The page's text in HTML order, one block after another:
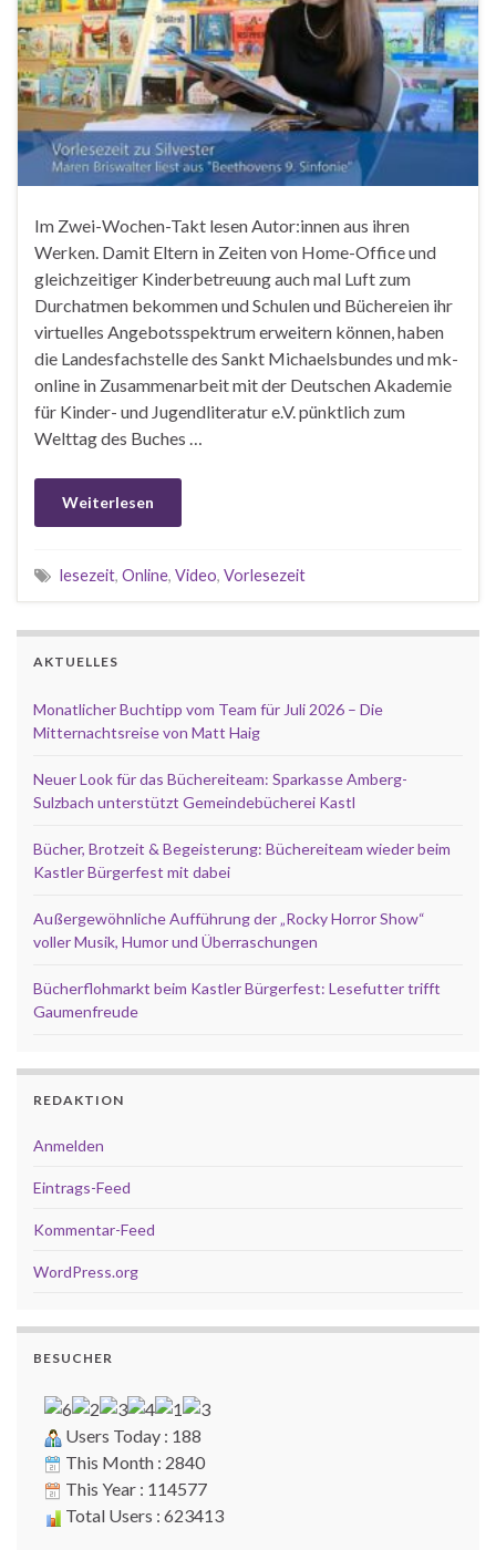
Im Zwei-Wochen-Takt lesen Autor:innen aus ihren
Werken. Damit Eltern in Zeiten von Home-Office und
gleichzeitiger Kinderbetreuung auch mal Luft zum
Durchatmen bekommen und Schulen und Büchereien ihr
virtuelles Angebotsspektrum erweitern können, haben
die Landesfachstelle des Sankt Michaelsbundes und mk-
online in Zusammenarbeit mit der Deutschen Akademie
für Kinder- und Jugendliteratur e.V. pünktlich zum
Welttag des Buches …
Weiterlesen
lesezeit, Online, Video, Vorlesezeit
AKTUELLES
Monatlicher Buchtipp vom Team für Juli 2026 – Die
Mitternachtsreise von Matt Haig
Neuer Look für das Büchereiteam: Sparkasse Amberg-
Sulzbach unterstützt Gemeindebücherei Kastl
Bücher, Brotzeit & Begeisterung: Büchereiteam wieder beim
Kastler Bürgerfest mit dabei
Außergewöhnliche Aufführung der „Rocky Horror Show“
voller Musik, Humor und Überraschungen
Bücherflohmarkt beim Kastler Bürgerfest: Lesefutter trifft
Gaumenfreude
REDAKTION
Anmelden
Eintrags-Feed
Kommentar-Feed
WordPress.org
BESUCHER
Users Today : 188
This Month : 2840
This Year : 114577
Total Users : 623413